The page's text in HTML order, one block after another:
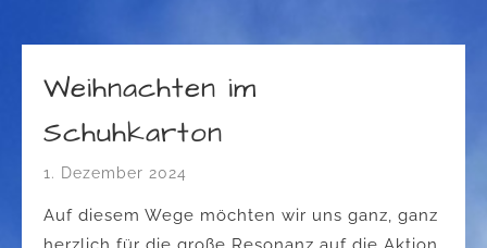
Weihnachten im
Schuhkarton
1. Dezember 2024
Auf diesem Wege möchten wir uns ganz, ganz